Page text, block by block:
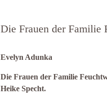
Die Frauen der Familie
Evelyn Adunka
Die Frauen der Familie
Heike Specht.